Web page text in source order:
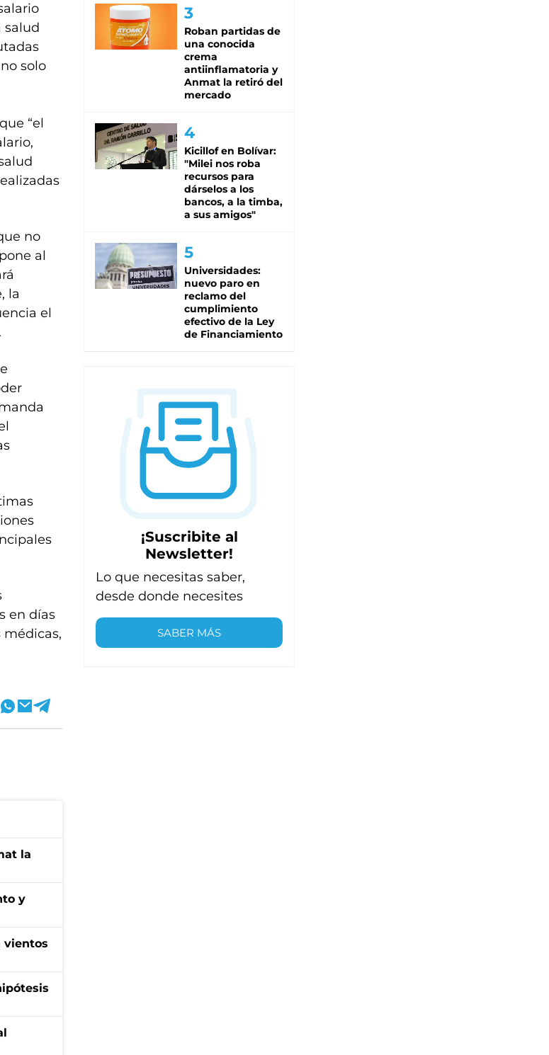
salud
solo
“el
no
al
la
el
en días
la
y
vientos
Roban partidas de
una conocida
crema
antiinflamatoria y
Anmat la retiró del
mercado
Kicillof en Bolívar:
"Milei nos roba
recursos para
dárselos a los
bancos, a la timba,
a sus amigos"
Universidades:
nuevo paro en
reclamo del
cumplimiento
efectivo de la Ley
de Financiamiento
¡Suscribite al
Newsletter!
Lo que necesitas saber,
desde donde necesites
SABER MÁS